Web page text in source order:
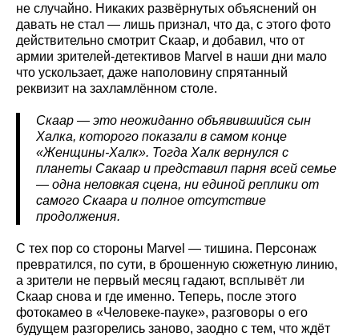
не случайно. Никаких развёрнутых объяснений он
давать не стал — лишь признал, что да, с этого фото
действительно смотрит Скаар, и добавил, что от
армии зрителей-детективов Marvel в наши дни мало
что ускользает, даже наполовину спрятанный
реквизит на захламлённом столе.
Скаар — это неожиданно объявившийся сын
Халка, которого показали в самом конце
«Женщины-Халк». Тогда Халк вернулся с
планеты Сакаар и представил парня всей семье
— одна неловкая сцена, ни единой реплики от
самого Скаара и полное отсутствие
продолжения.
С тех пор со стороны Marvel — тишина. Персонаж
превратился, по сути, в брошенную сюжетную линию,
а зрители не первый месяц гадают, всплывёт ли
Скаар снова и где именно. Теперь, после этого
фотокамео в «Человеке-пауке», разговоры о его
будущем разгорелись заново, заодно с тем, что ждёт